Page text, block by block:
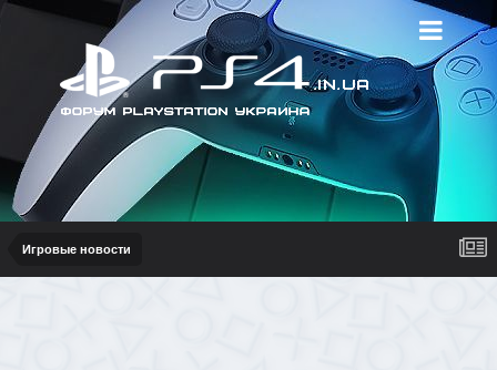
Игровые новости